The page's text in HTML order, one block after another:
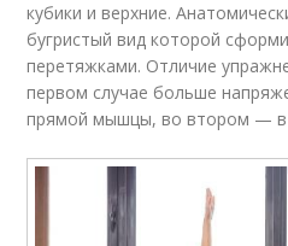
кубики и верхние.
бугристый вид которой
перетяжками. Отличие
первом случае больше
прямой мышцы, во втором — в